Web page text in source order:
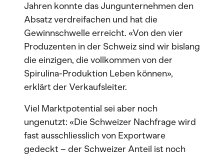
Jahren konnte das Jungunternehmen den
Absatz verdreifachen und hat die
Gewinnschwelle erreicht. «Von den vier
Produzenten in der Schweiz sind wir bislang
die einzigen, die vollkommen von der
Spirulina-Produktion Leben können»,
erklärt der Verkaufsleiter.
Viel Marktpotential sei aber noch
ungenutzt: «Die Schweizer Nachfrage wird
fast ausschliesslich von Exportware
gedeckt – der Schweizer Anteil ist noch